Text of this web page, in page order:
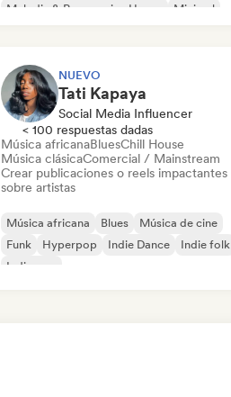
Melodic & Progressive House
Minimal
NUEVO
Tati Kapaya
Social Media Influencer
< 100 respuestas dadas
Música africanaBluesChill House
Música clásicaComercial / Mainstream
Crear publicaciones o reels impactantes
sobre artistas
Música africana Blues
Música de cine
Funk
Hyperpop Indie Dance
Indie folk
Indie pop